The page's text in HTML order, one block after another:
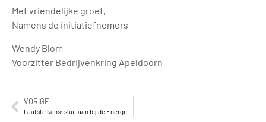
Met vriendelijke groet,
Namens de initiatiefnemers
Wendy Blom
Voorzitter Bedrijvenkring Apeldoorn
VORIGE